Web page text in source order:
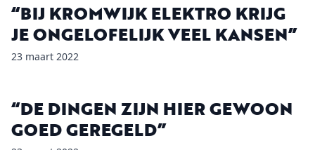
“BIJ KROMWIJK ELEKTRO KRIJG
JE ONGELOFELIJK VEEL KANSEN”
23 maart 2022
“DE DINGEN ZIJN HIER GEWOON
GOED GEREGELD”